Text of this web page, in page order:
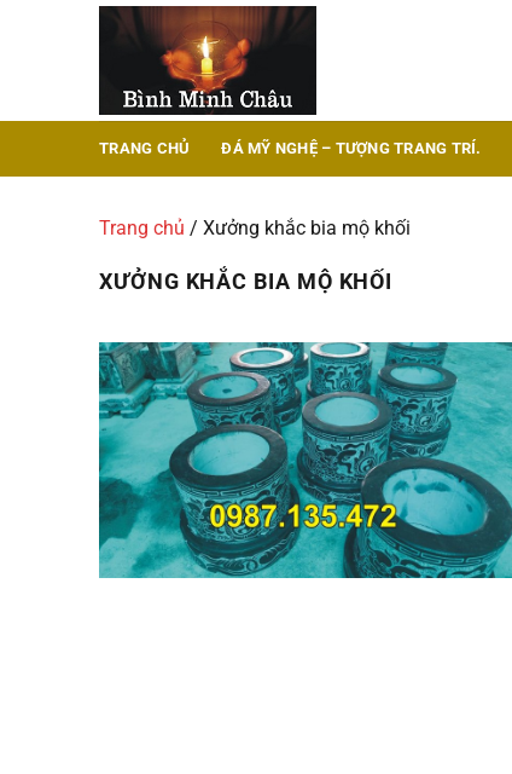
TRANG CHỦ ĐÁ MỸ NGHỆ – TƯỢNG TRANG TRÍ.
Trang chủ / Xưởng khắc bia mộ khối
XƯỞNG KHẮC BIA MỘ KHỐI